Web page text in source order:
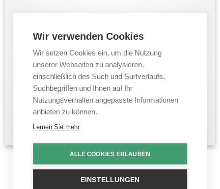
Einheit im Leib. Ein neuer Mensch in einer neuen Familie und der
fünffältige Dienst zum Aufbau des Leibes Christi
(Gnadengaben).
Weiter zur Videoeinheit
Wir verwenden Cookies
Wir setzen Cookies ein, um die Nutzung
unserer Webseiten zu analysieren,
einschließlich des Such und Surfverlaufs,
Suchbegriffen und Ihnen auf Ihr
Nutzungsverhalten angepasste Informationen
anbieten zu können.
Lernen Sie mehr
ALLE COOKIES ERLAUBEN
EINSTELLUNGEN